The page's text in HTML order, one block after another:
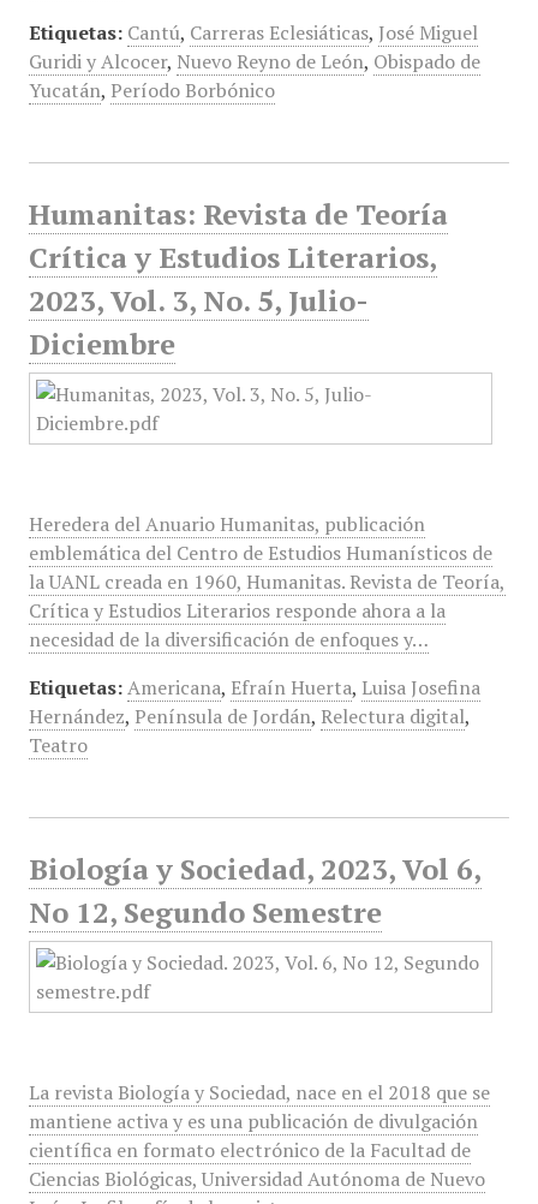
Etiquetas: Cantú, Carreras Eclesiáticas, José Miguel
Guridi y Alcocer, Nuevo Reyno de León, Obispado de
Yucatán, Período Borbónico
Humanitas: Revista de Teoría
Crítica y Estudios Literarios,
2023, Vol. 3, No. 5, Julio-
Diciembre
Heredera del Anuario Humanitas, publicación
emblemática del Centro de Estudios Humanísticos de
la UANL creada en 1960, Humanitas. Revista de Teoría,
Crítica y Estudios Literarios responde ahora a la
necesidad de la diversificación de enfoques y…
Etiquetas: Americana, Efraín Huerta, Luisa Josefina
Hernández, Península de Jordán, Relectura digital,
Teatro
Biología y Sociedad, 2023, Vol 6,
No 12, Segundo Semestre
La revista Biología y Sociedad, nace en el 2018 que se
mantiene activa y es una publicación de divulgación
científica en formato electrónico de la Facultad de
Ciencias Biológicas, Universidad Autónoma de Nuevo